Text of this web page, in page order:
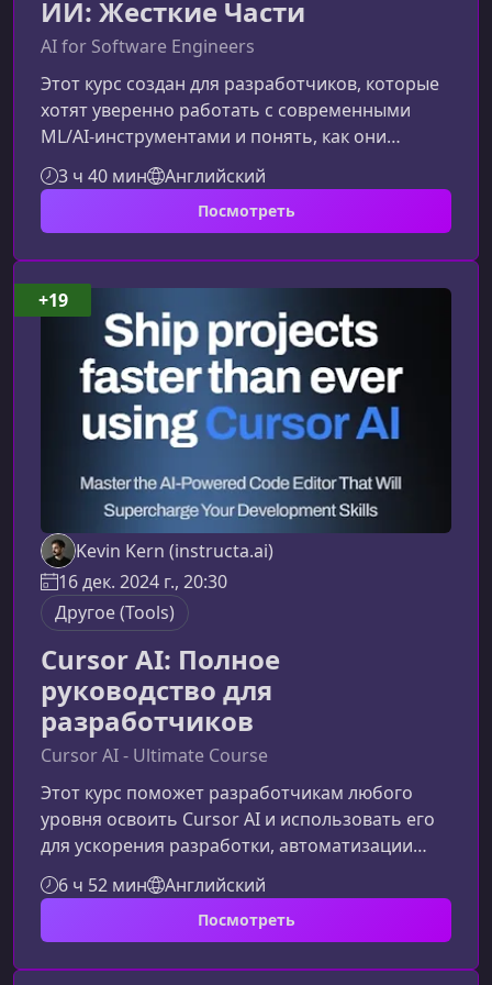
ИИ: Жесткие Части
AI for Software Engineers
Этот курс создан для разработчиков, которые
хотят уверенно работать с современными
ML/AI‑инструментами и понять, как они
меняют роль fullstack-инженера. Материал
подаётся практично, без лишней теории, но с
глубоким объяснением ключевых механизмов
трансформеров.Зачем fullstack-разработчику
разбираться в «жестких» частях ИИИИ стал не
вспомогательным инструментом, а частью
технологического стека. Приняти
3 ч 40 мин Английский
Посмотреть
Kevin Kern (instructa.ai)
16 дек. 2024 г., 20:30
Другое (Tools)
Cursor AI: Полное
руководство для
разработчиков
Cursor AI - Ultimate Course
Этот курс поможет разработчикам любого
уровня освоить Cursor AI и использовать его
для ускорения разработки, автоматизации
рутинных задач и улучшения качества
кода.Что представляет собой курсКурс
предоставляет полное руководство по работе
разработки, использующей искусственный
6 ч 52 мин Английский
Посмотреть
+19